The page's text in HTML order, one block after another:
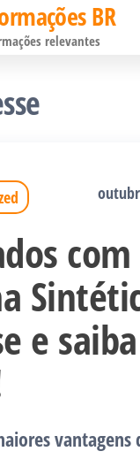
BR
relevantes
e saiba
vantagens